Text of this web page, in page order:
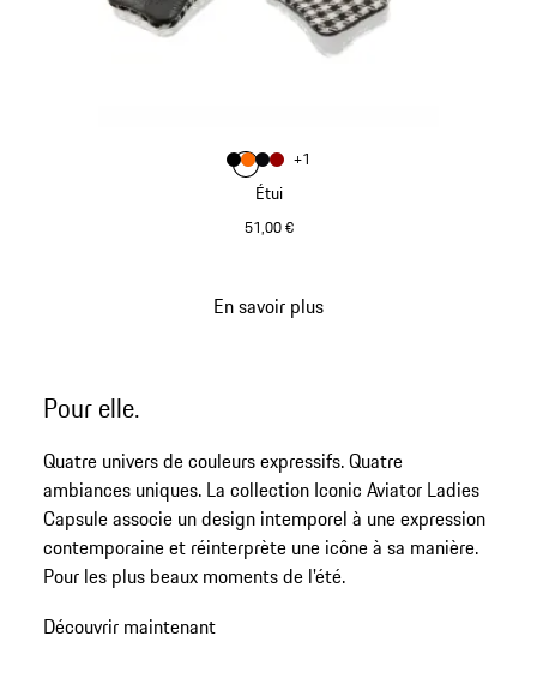
Étui
51,00 €
Couleur
Couleur Noir
Couleurorange
Couleur
Couleur
+1
En savoir plus
début
de
la
galerie
de
produits
Pour elle.
Quatre univers de couleurs expressifs. Quatre
ambiances uniques. La collection Iconic Aviator Ladies
Capsule associe un design intemporel à une expression
contemporaine et réinterprète une icône à sa manière.
Pour les plus beaux moments de l'été.
Découvrir maintenant